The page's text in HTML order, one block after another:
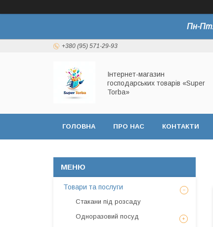
Пн-Пт:
+380 (95) 571-29-93
Інтернет-магазин
господарських товарів «Super
Torba»
ГОЛОВНА ПРО НАС КОНТАКТИ
Товари та послуги
Стакани під розсаду
Одноразовий посуд